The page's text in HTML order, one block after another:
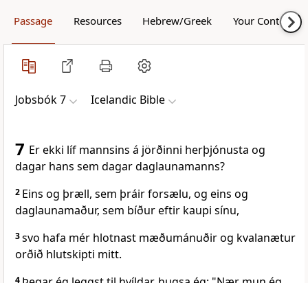
Passage Resources Hebrew/Greek Your Content
Jobsbók 7 Icelandic Bible
7 Er ekki líf mannsins á jörðinni herþjónusta og
dagar hans sem dagar daglaunamanns?
2 Eins og þræll, sem þráir forsælu, og eins og
daglaunamaður, sem bíður eftir kaupi sínu,
3svo hafa mér hlotnast mæðumánuðir og kvalanætur
orðið hlutskipti mitt.
4